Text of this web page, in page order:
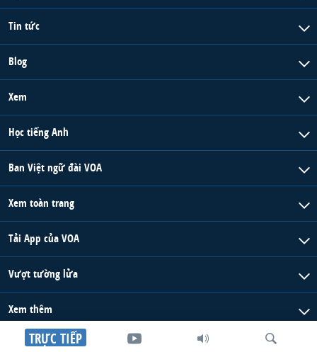
TRỰC TIẾP
Tin tức
Blog
Xem
Học tiếng Anh
Ban Việt ngữ đài VOA
Xem toàn trang
Tải App của VOA
Vượt tường lửa
Xem thêm